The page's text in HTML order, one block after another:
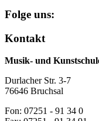
Folge uns:
Kontakt
Musik- und
Durlacher Str. 3-7
76646 Bruchsal
Fon: 07251 - 91 34 0